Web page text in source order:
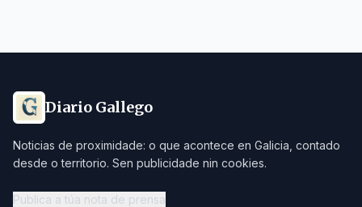
Diario Gallego
Noticias de proximidade: o que acontece en Galicia, contado
desde o territorio. Sen publicidade nin cookies.
Publica a túa nota de prensa